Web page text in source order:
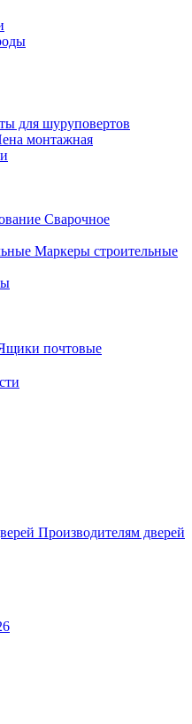
для шуруповертов
монтажная
Сварочное
Маркеры строительные
почтовые
Производителям дверей